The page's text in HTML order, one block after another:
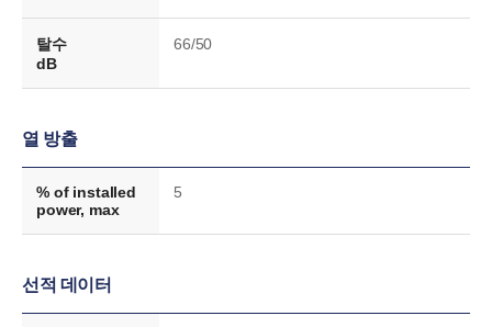
탈수
dB
66/50
열 방출
% of installed
power, max
5
선적 데이터